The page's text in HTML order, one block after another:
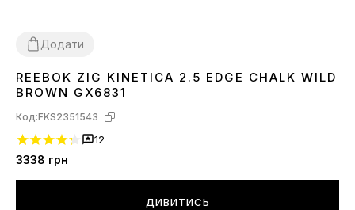
Додати
36 41 42
REEBOK ZIG KINETICA 2.5 EDGE CHALK WILD
BROWN GX6831
Код:FKS2351543
12
3338 грн
ДИВИТИСЬ